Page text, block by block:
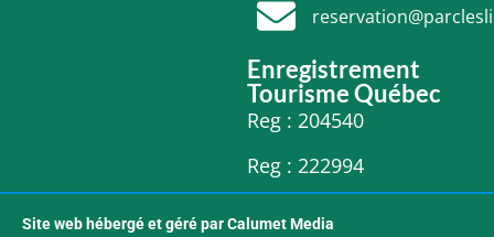
Enregistrement
Tourisme Québec
Reg : 204540
Reg : 222994
Site web hébergé et géré par Calumet Media